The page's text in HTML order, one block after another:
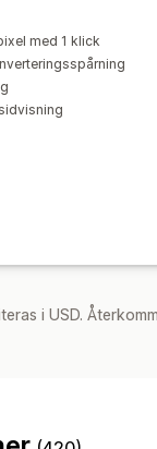
med 1 klick
i USD.